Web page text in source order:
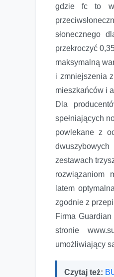
gdzie fc to
słonecznego
przekroczyć
maksymalną
i zmniejszenia
mieszkańców i
Dla
spełniających
powlekane z
zestawach
rozwiązaniom
latem
zgodnie z
Firma
stronie
umożliwiający
Czytaj też: